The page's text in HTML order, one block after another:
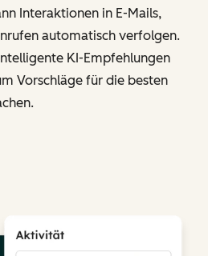
Interaktionen in E-Mails,
automatisch verfolgen.
KI-Empfehlungen
Vorschläge für die besten